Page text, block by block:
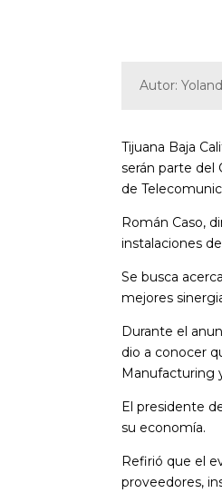
Autor:
Tijuana Baja
serán parte del
de
Román Caso,
instalaciones
Se busca
mejores
Durante el
dio a conocer
Manufacturing
El presidente
su economía.
Refirió que el
proveedores,